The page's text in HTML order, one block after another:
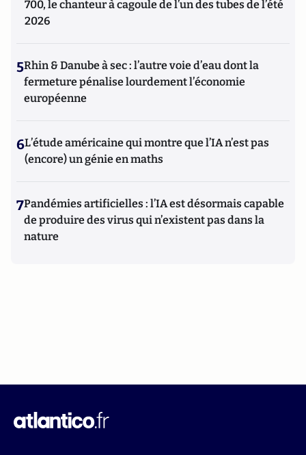
700, le chanteur à cagoule de l’un des tubes de l’été
2026
5Rhin & Danube à sec : l’autre voie d’eau dont la
fermeture pénalise lourdement l’économie
européenne
6L’étude américaine qui montre que l’IA n’est pas
(encore) un génie en maths
7Pandémies artificielles : l’IA est désormais capable
de produire des virus qui n’existent pas dans la
nature